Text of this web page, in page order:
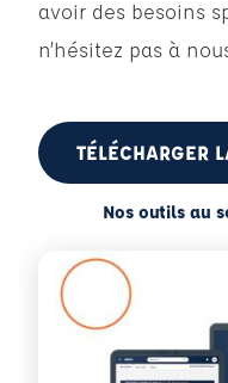
avoir des besoins
n’hésitez pas à
TÉLÉCHARGER
Nos outils au